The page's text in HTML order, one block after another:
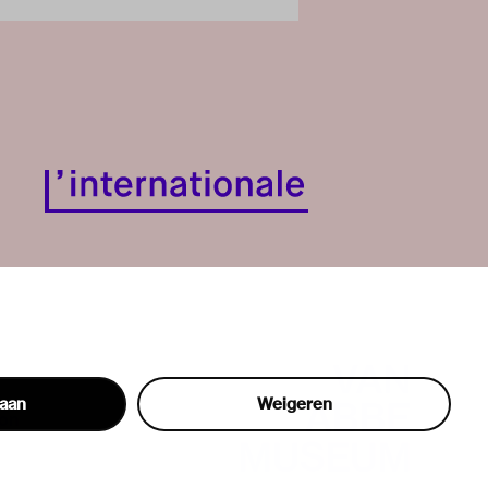
Weigeren